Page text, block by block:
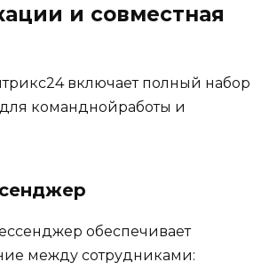
и совместная
включает полный набор
команднойработы и
обеспечивает
между сотрудниками: